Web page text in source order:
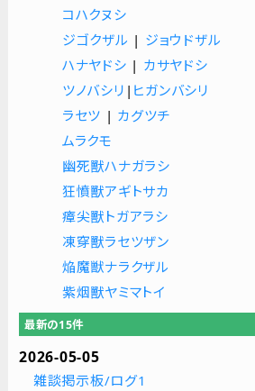
コハクヌシ
ジゴクザル | ジョウドザル
ハナヤドシ | カサヤドシ
ツノバシリ | ヒガンバシリ
ラセツ | カグツチ
ムラクモ
幽死獸ハナガラシ
狂憤獸アギトサカ
瘴尖獸トガアラシ
凍穿獸ラセツザン
焔魔獣ナラクザル
紫烟獸ヤミマトイ
最新の15件
2026-05-05
雑談掲示板/ログ1